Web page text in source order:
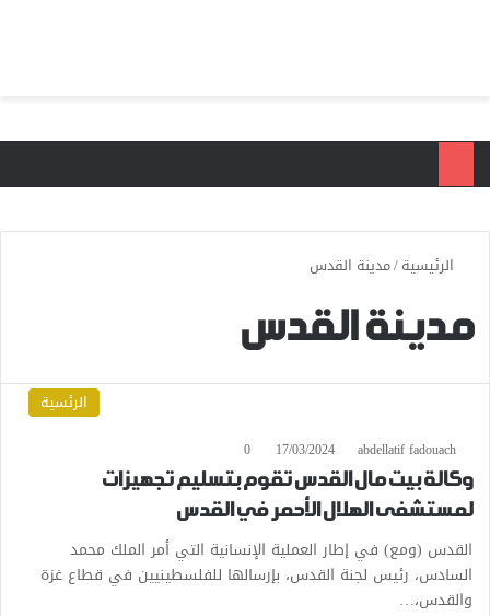
الرئيسية/مدينة القدس
مدينة القدس
الرئسية
abdellatif fadouach
17/03/2024
0
وكالة بيت مال القدس تقوم بتسليم تجهيزات
لمستشفى الهلال الأحمر في القدس
القدس (ومع) في إطار العملية الإنسانية التي أمر الملك محمد
السادس، رئيس لجنة القدس، بإرسالها للفلسطينيين في قطاع غزة
والقدس،…